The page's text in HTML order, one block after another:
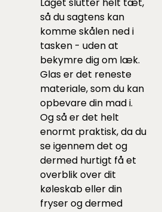
så du sagtens kan
komme skålen ned i
tasken - uden at
bekymre dig om læk.
Glas er det reneste
materiale, som du kan
opbevare din mad i.
Og så er det helt
enormt praktisk, da du
se igennem det og
dermed hurtigt få et
overblik over dit
køleskab eller din
fryser og dermed